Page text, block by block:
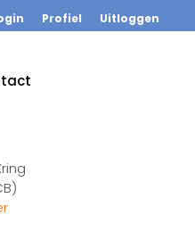
Profiel Uitloggen